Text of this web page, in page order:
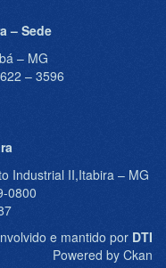
– Sede
– MG
– 3596
Industrial II,Itabira – MG
0800
e mantido por DTI
Powered by Ckan